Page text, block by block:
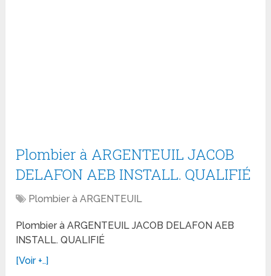
Plombier à ARGENTEUIL JACOB
DELAFON AEB INSTALL. QUALIFIÉ
Plombier à ARGENTEUIL
Plombier à ARGENTEUIL JACOB DELAFON AEB
INSTALL. QUALIFIÉ
[Voir +..]